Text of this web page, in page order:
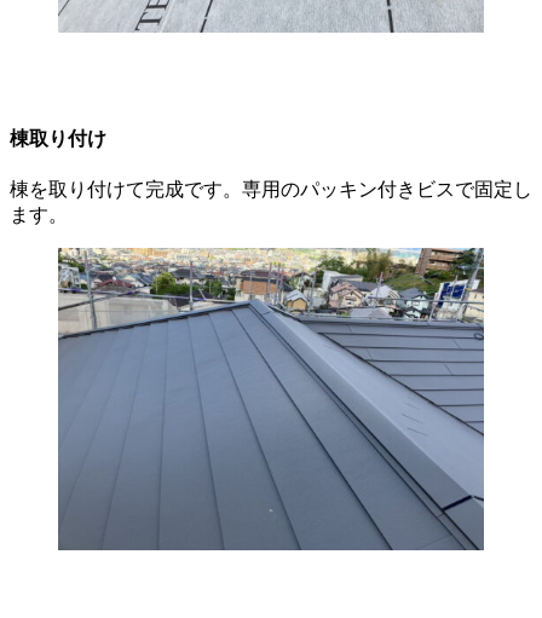
棟取り付け
棟を取り付けて完成です。専用のパッキン付きビスで固定し
ます。